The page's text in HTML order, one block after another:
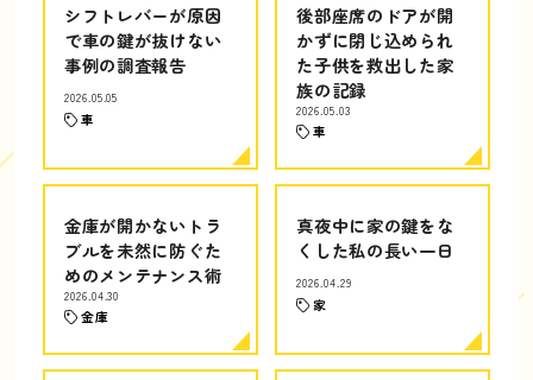
シフトレバーが原因
で車の鍵が抜けない
事例の調査報告
2026.05.05
車
後部座席のドアが開
かずに閉じ込められ
た子供を救出した家
族の記録
2026.05.03
車
金庫が開かないトラ
ブルを未然に防ぐた
めのメンテナンス術
2026.04.30
金庫
真夜中に家の鍵をな
くした私の長い一日
2026.04.29
家